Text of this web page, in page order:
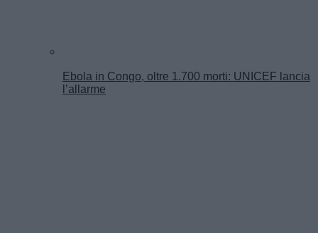
Ebola in Congo, oltre 1.700 morti: UNICEF lancia
l’allarme